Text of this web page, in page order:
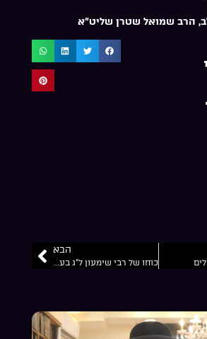
, הרב שמואל שטרן שליט"א
הבא
כוחו של רבי שימעון ל”ג בעומר…